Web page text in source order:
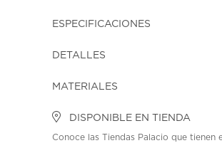
ESPECIFICACIONES
DETALLES
MATERIALES
DISPONIBLE EN TIENDA
Conoce las Tiendas Palacio que tienen